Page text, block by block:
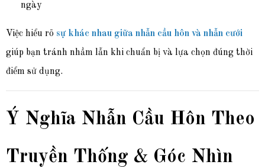
ngày
Việc hiểu rõ sự khác nhau giữa nhẫn cầu hôn và nhẫn cưới
giúp bạn tránh nhầm lẫn khi chuẩn bị và lựa chọn đúng thời
điểm sử dụng.
Ý Nghĩa Nhẫn Cầu Hôn Theo
Truyền Thống & Góc Nhìn